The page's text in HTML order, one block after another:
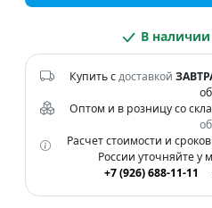
В наличии
Купить сдоставкой
Оптом и в розницу со
Расчет стоимости и
России уточняйте у
+7 (926) 688-11-11